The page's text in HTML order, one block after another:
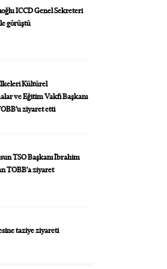
ICCD Genel Sekreteri
görüştü
Kültürel
ve Eğitim Vakfı Başkanı
ziyaret etti
TSO Başkanı İbrahim
TOBB’a ziyaret
taziye ziyareti